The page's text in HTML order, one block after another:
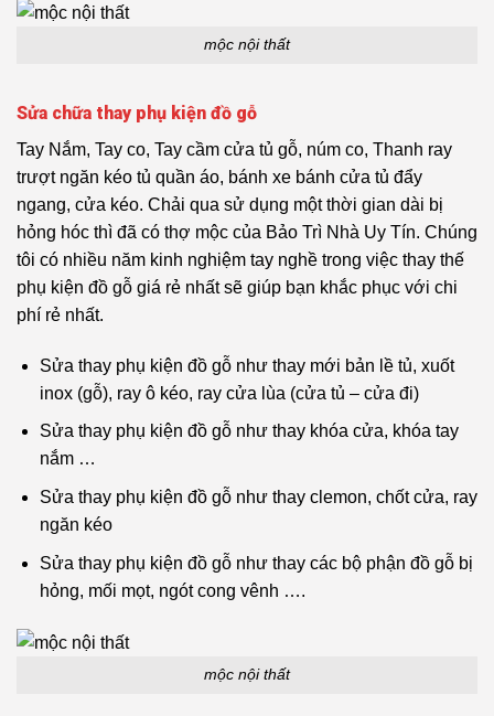
mộc nội thất
Sửa chữa thay phụ kiện đồ gỗ
Tay Nắm, Tay co, Tay cầm cửa tủ gỗ, núm co, Thanh ray
trượt ngăn kéo tủ quần áo, bánh xe bánh cửa tủ đẩy
ngang, cửa kéo. Chải qua sử dụng một thời gian dài bị
hỏng hóc thì đã có thợ mộc của Bảo Trì Nhà Uy Tín. Chúng
tôi có nhiều năm kinh nghiệm tay nghề trong việc thay thế
phụ kiện đồ gỗ giá rẻ nhất sẽ giúp bạn khắc phục với chi
phí rẻ nhất.
Sửa thay phụ kiện đồ gỗ như thay mới bản lề tủ, xuốt
inox (gỗ), ray ô kéo, ray cửa lùa (cửa tủ – cửa đi)
Sửa thay phụ kiện đồ gỗ như thay khóa cửa, khóa tay
nắm …
Sửa thay phụ kiện đồ gỗ như thay clemon, chốt cửa, ray
ngăn kéo
Sửa thay phụ kiện đồ gỗ như thay các bộ phận đồ gỗ bị
hỏng, mối mọt, ngót cong vênh ….
mộc nội thất